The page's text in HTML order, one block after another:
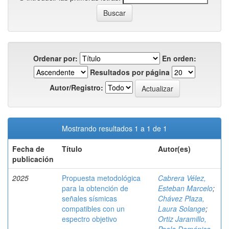
Ordenar por:
En orden:
Resultados por página
Autor/Registro:
Mostrando resultados 1 a 1 de 1
Fecha de
publicación
Título Autor(es)
2025
Propuesta metodológica
para la obtención de
señales sísmicas
compatibles con un
espectro objetivo
Cabrera Vélez,
Esteban Marcelo;
Chávez Plaza,
Laura Solange;
Ortiz Jaramillo,